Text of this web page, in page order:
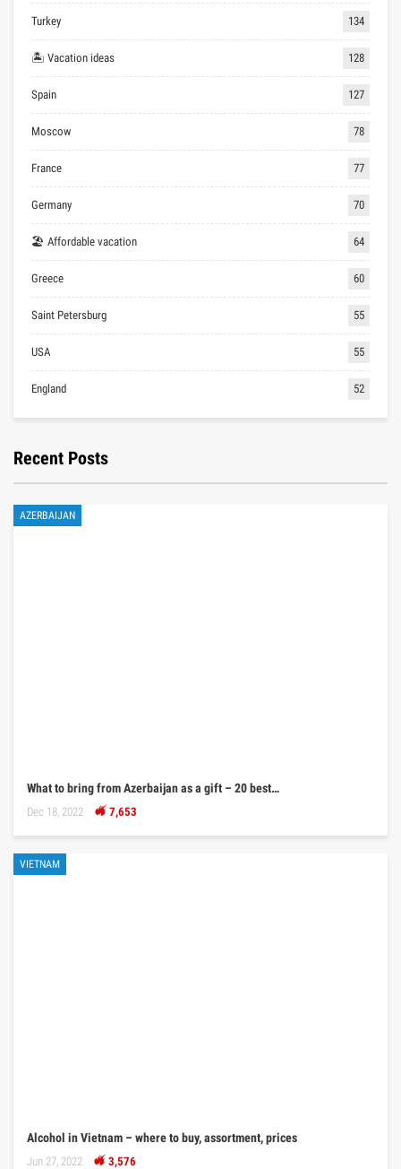
Turkey 134
🏝 Vacation ideas 128
Spain 127
Moscow 78
France 77
Germany 70
🏖 Affordable vacation 64
Greece 60
Saint Petersburg 55
USA 55
England 52
Recent Posts
AZERBAIJAN
What to bring from Azerbaijan as a gift – 20 best…
Dec 18, 2022 7,653
VIETNAM
Alcohol in Vietnam – where to buy, assortment, prices
Jun 27, 2022 3,576